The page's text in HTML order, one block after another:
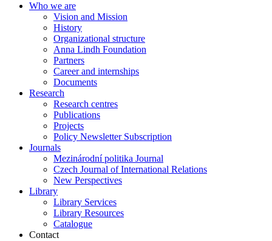
Who we are
Vision and Mission
History
Organizational structure
Anna Lindh Foundation
Partners
Career and internships
Documents
Research
Research centres
Publications
Projects
Policy Newsletter Subscription
Journals
Mezinárodní politika Journal
Czech Journal of International Relations
New Perspectives
Library
Library Services
Library Resources
Catalogue
Contact